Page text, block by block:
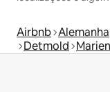
Airbnb Alemanha
Detmold